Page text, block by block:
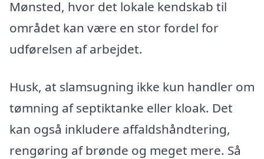
Mønsted, hvor det lokale kendskab til
området kan være en stor fordel for
udførelsen af arbejdet.
Husk, at slamsugning ikke kun handler om
tømning af septiktanke eller kloak. Det
kan også inkludere affaldshåndtering,
rengøring af brønde og meget mere. Så